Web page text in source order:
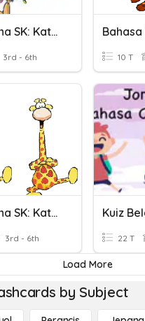
Bahasa Cina SK: Kata Kerja 2
3rd - 6th 10 T
Bahasa Cina SK: Kata Kerja 5
3rd - 6th 22 T
Load More
by Subject